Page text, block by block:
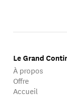
Le Grand
À propos
Offre
Accueil